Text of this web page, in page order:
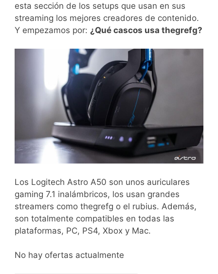
esta sección de los setups que usan en sus
streaming los mejores creadores de contenido.
Y empezamos por: ¿Qué cascos usa thegrefg?
Los Logitech Astro A50 son unos auriculares
gaming 7.1 inalámbricos, los usan grandes
streamers como thegrefg o el rubius. Además,
son totalmente compatibles en todas las
plataformas, PC, PS4, Xbox y Mac.
No hay ofertas actualmente